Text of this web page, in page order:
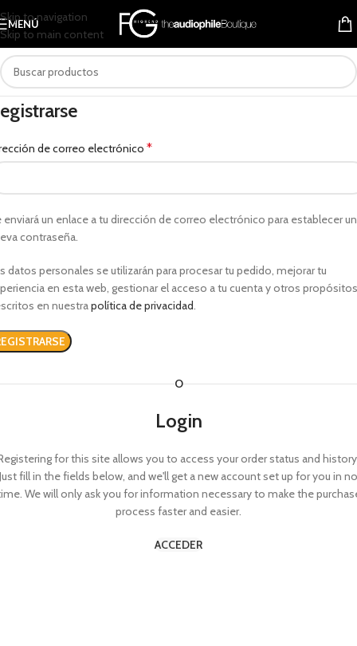
Skip to navigation
Skip to main content
MENÚ
de correo electrónico *
enviará un enlace a tu dirección de correo electrónico para establecer
contraseña.
datos personales se utilizarán para procesar tu pedido, mejorar tu
en esta web, gestionar el acceso a tu cuenta y otros propósitos
en nuestrapolítica de privacidad.
O
Login
for this site allows you to access your order status and
Just fill in the fields below, and we'll get a new account set up for you in no
We will only ask you for information necessary to make the
process faster and easier.
ACCEDER